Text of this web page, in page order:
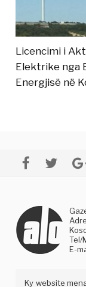
Licencimi i
Elektrike nga
Energjisë në
Tel/
E-
Ky website